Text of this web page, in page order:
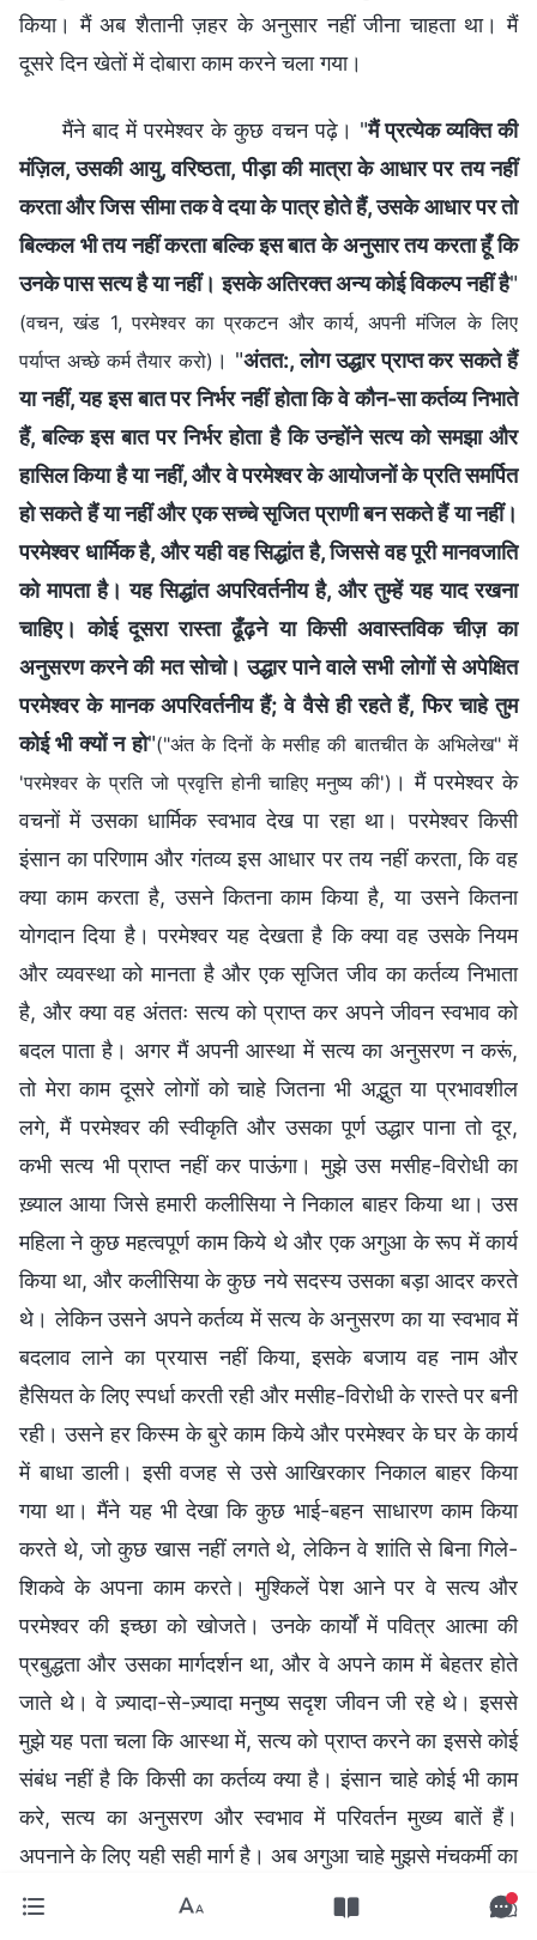
किया। मैं अब शैतानी ज़हर के अनुसार नहीं जीना चाहता था। मैं
दूसरे दिन खेतों में दोबारा काम करने चला गया।
मैंने बाद में परमेश्वर के कुछ वचन पढ़े। "मैं प्रत्येक व्यक्ति की
मंज़िल, उसकी आयु, वरिष्ठता, पीड़ा की मात्रा के आधार पर तय नहीं
करता और जिस सीमा तक वे दया के पात्र होते हैं, उसके आधार पर तो
बिल्कल भी तय नहीं करता बल्कि इस बात के अनुसार तय करता हूँ कि
उनके पास सत्य है या नहीं। इसके अतिरक्त अन्य कोई विकल्प नहीं है"
(वचन, खंड 1, परमेश्वर का प्रकटन और कार्य, अपनी मंजिल के लिए
पर्याप्त अच्छे कर्म तैयार करो) । "अंतत:, लोग उद्धार प्राप्त कर सकते हैं
या नहीं, यह इस बात पर निर्भर नहीं होता कि वे कौन-सा कर्तव्य निभाते
हैं, बल्कि इस बात पर निर्भर होता है कि उन्होंने सत्य को समझा और
हासिल किया है या नहीं, और वे परमेश्वर के आयोजनों के प्रति समर्पित
हो सकते हैं या नहीं और एक सच्चे सृजित प्राणी बन सकते हैं या नहीं।
परमेश्वर धार्मिक है, और यही वह सिद्धांत है, जिससे वह पूरी मानवजाति
को मापता है। यह सिद्धांत अपरिवर्तनीय है, और तुम्हें यह याद रखना
चाहिए। कोई दूसरा रास्ता ढूँढ़ने या किसी अवास्तविक चीज़ का
अनुसरण करने की मत सोचो। उद्धार पाने वाले सभी लोगों से अपेक्षित
परमेश्वर के मानक अपरिवर्तनीय हैं; वे वैसे ही रहते हैं, फिर चाहे तुम
कोई भी क्यों न हो"("अंत के दिनों के मसीह की बातचीत के अभिलेख" में
'परमेश्वर के प्रति जो प्रवृत्ति होनी चाहिए मनुष्य की') । मैं परमेश्वर के
वचनों में उसका धार्मिक स्वभाव देख पा रहा था। परमेश्वर किसी
इंसान का परिणाम और गंतव्य इस आधार पर तय नहीं करता, कि वह
क्या काम करता है, उसने कितना काम किया है, या उसने कितना
योगदान दिया है। परमेश्वर यह देखता है कि क्या वह उसके नियम
और व्यवस्था को मानता है और एक सृजित जीव का कर्तव्य निभाता
है, और क्या वह अंततः सत्य को प्राप्त कर अपने जीवन स्वभाव को
बदल पाता है। अगर मैं अपनी आस्था में सत्य का अनुसरण न करूं,
तो मेरा काम दूसरे लोगों को चाहे जितना भी अद्भुत या प्रभावशील
लगे, मैं परमेश्वर की स्वीकृति और उसका पूर्ण उद्धार पाना तो दूर,
कभी सत्य भी प्राप्त नहीं कर पाऊंगा। मुझे उस मसीह-विरोधी का
ख़्याल आया जिसे हमारी कलीसिया ने निकाल बाहर किया था। उस
महिला ने कुछ महत्वपूर्ण काम किये थे और एक अगुआ के रूप में कार्य
किया था, और कलीसिया के कुछ नये सदस्य उसका बड़ा आदर करते
थे। लेकिन उसने अपने कर्तव्य में सत्य के अनुसरण का या स्वभाव में
बदलाव लाने का प्रयास नहीं किया, इसके बजाय वह नाम और
हैसियत के लिए स्पर्धा करती रही और मसीह-विरोधी के रास्ते पर बनी
रही। उसने हर किस्म के बुरे काम किये और परमेश्वर के घर के कार्य
में बाधा डाली। इसी वजह से उसे आखिरकार निकाल बाहर किया
गया था। मैंने यह भी देखा कि कुछ भाई-बहन साधारण काम किया
करते थे, जो कुछ खास नहीं लगते थे, लेकिन वे शांति से बिना गिले-
शिकवे के अपना काम करते। मुश्किलें पेश आने पर वे सत्य और
परमेश्वर की इच्छा को खोजते। उनके कार्यों में पवित्र आत्मा की
प्रबुद्धता और उसका मार्गदर्शन था, और वे अपने काम में बेहतर होते
जाते थे। वे ज़्यादा-से-ज़्यादा मनुष्य सदृश जीवन जी रहे थे। इससे
मुझे यह पता चला कि आस्था में, सत्य को प्राप्त करने का इससे कोई
संबंध नहीं है कि किसी का कर्तव्य क्या है। इंसान चाहे कोई भी काम
करे, सत्य का अनुसरण और स्वभाव में परिवर्तन मुख्य बातें हैं।
अपनाने के लिए यही सही मार्ग है। अब अगुआ चाहे मुझसे मंचकर्मी का
काम करायें या खेतिहर मज़दूर का, सब-कुछ परमेश्वर का नियम और